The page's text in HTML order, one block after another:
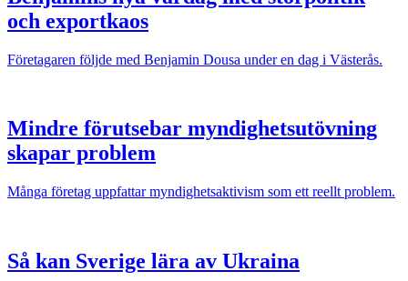
och exportkaos
Företagaren följde med Benjamin Dousa under en dag i Västerås.
Mindre förutsebar myndighetsutövning
skapar problem
Många företag uppfattar myndighetsaktivism som ett reellt problem.
Så kan Sverige lära av Ukraina